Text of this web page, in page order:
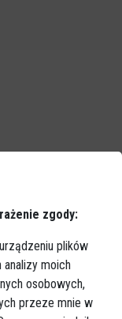
zgody:
plików
moich
osobowych,
przeze mnie w